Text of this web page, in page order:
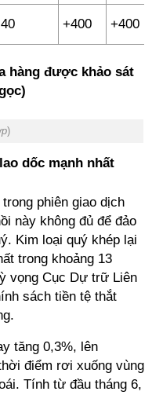
+400 +400
hàng được khảo sát
)
dốc mạnh nhất
phiên giao dịch
này không đủ để đảo
Kim loại quý khép lại
trong khoảng 13
vọng Cục Dự trữ Liên
sách tiền tệ thắt
tăng 0,3%, lên
điểm rơi xuống vùng
Tính từ đầu tháng 6,